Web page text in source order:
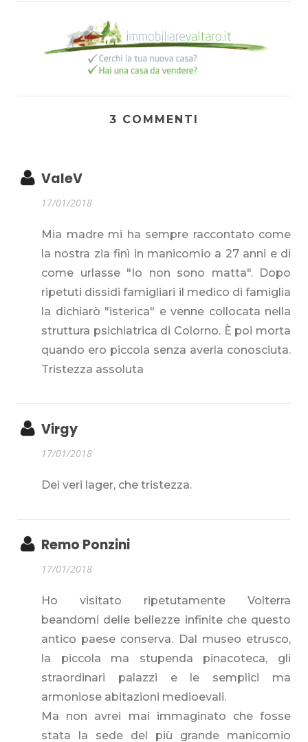
3 COMMENTI
ValeV
17/01/2018
Mia madre mi ha sempre raccontato come
la nostra zia finì in manicomio a 27 anni e di
come urlasse "Io non sono matta". Dopo
ripetuti dissidi famigliari il medico di famiglia
la dichiarò "isterica" e venne collocata nella
struttura psichiatrica di Colorno. È poi morta
quando ero piccola senza averla conosciuta.
Tristezza assoluta
Virgy
17/01/2018
Dei veri lager, che tristezza.
Remo Ponzini
17/01/2018
Ho visitato ripetutamente Volterra
beandomi delle bellezze infinite che questo
antico paese conserva. Dal museo etrusco,
la piccola ma stupenda pinacoteca, gli
straordinari palazzi e le semplici ma
armoniose abitazioni medioevali.
Ma non avrei mai immaginato che fosse
stata la sede del più grande manicomio